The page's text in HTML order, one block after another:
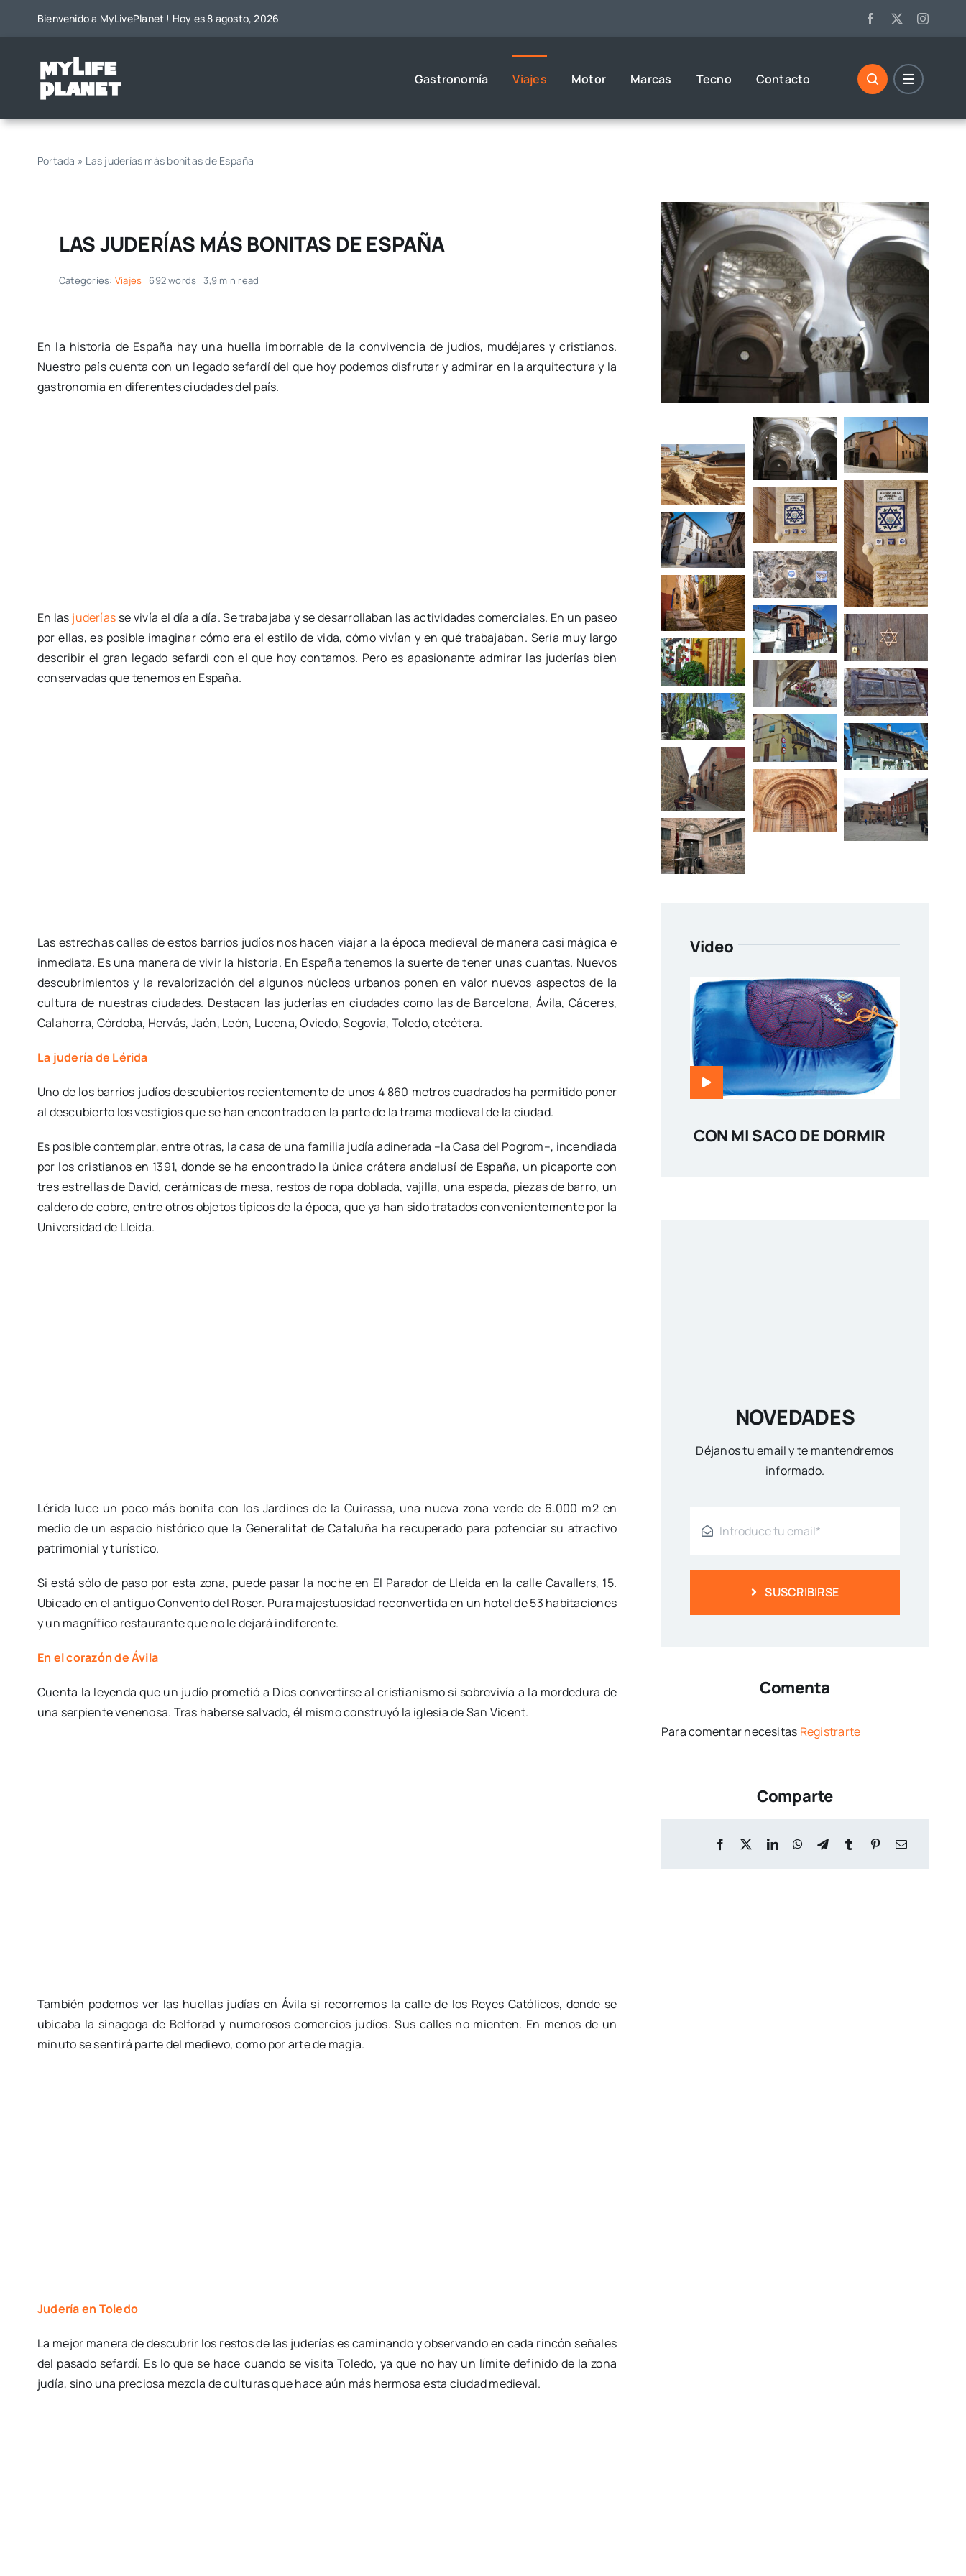
Bienvenido a MyLivePlanet ! Hoy es 8 agosto, 2026
Gastronomía Viajes Motor Marcas Tecno Contacto
Portada » Las juderías más bonitas de España
LAS JUDERÍAS MÁS BONITAS DE ESPAÑA
Categories: Viajes 692 words 3,9 min read
En la historia de España hay una huella imborrable de la convivencia de judíos, mudéjares y cristianos.
Nuestro país cuenta con un legado sefardí del que hoy podemos disfrutar y admirar en la arquitectura y la
gastronomía en diferentes ciudades del país.
En las juderías se vivía el día a día. Se trabajaba y se desarrollaban las actividades comerciales. En un paseo
por ellas, es posible imaginar cómo era el estilo de vida, cómo vivían y en qué trabajaban. Sería muy largo
describir el gran legado sefardí con el que hoy contamos. Pero es apasionante admirar las juderías bien
conservadas que tenemos en España.
Las estrechas calles de estos barrios judíos nos hacen viajar a la época medieval de manera casi mágica e
inmediata. Es una manera de vivir la historia. En España tenemos la suerte de tener unas cuantas. Nuevos
descubrimientos y la revalorización del algunos núcleos urbanos ponen en valor nuevos aspectos de la
cultura de nuestras ciudades. Destacan las juderías en ciudades como las de Barcelona, Ávila, Cáceres,
Calahorra, Córdoba, Hervás, Jaén, León, Lucena, Oviedo, Segovia, Toledo, etcétera.
La judería de Lérida
Uno de los barrios judíos descubiertos recientemente de unos 4 860 metros cuadrados ha permitido poner
al descubierto los vestigios que se han encontrado en la parte de la trama medieval de la ciudad.
Es posible contemplar, entre otras, la casa de una familia judía adinerada –la Casa del Pogrom–, incendiada
por los cristianos en 1391, donde se ha encontrado la única crátera andalusí de España, un picaporte con
tres estrellas de David, cerámicas de mesa, restos de ropa doblada, vajilla, una espada, piezas de barro, un
caldero de cobre, entre otros objetos típicos de la época, que ya han sido tratados convenientemente por la
Universidad de Lleida.
Lérida luce un poco más bonita con los Jardines de la Cuirassa, una nueva zona verde de 6.000 m2 en
medio de un espacio histórico que la Generalitat de Cataluña ha recuperado para potenciar su atractivo
patrimonial y turístico.
Si está sólo de paso por esta zona, puede pasar la noche en El Parador de Lleida en la calle Cavallers, 15.
Ubicado en el antiguo Convento del Roser. Pura majestuosidad reconvertida en un hotel de 53 habitaciones
y un magnífico restaurante que no le dejará indiferente.
En el corazón de Ávila
Cuenta la leyenda que un judío prometió a Dios convertirse al cristianismo si sobrevivía a la mordedura de
una serpiente venenosa. Tras haberse salvado, él mismo construyó la iglesia de San Vicent.
También podemos ver las huellas judías en Ávila si recorremos la calle de los Reyes Católicos, donde se
ubicaba la sinagoga de Belforad y numerosos comercios judíos. Sus calles no mienten. En menos de un
minuto se sentirá parte del medievo, como por arte de magia.
Judería en Toledo
La mejor manera de descubrir los restos de las juderías es caminando y observando en cada rincón señales
del pasado sefardí. Es lo que se hace cuando se visita Toledo, ya que no hay un límite definido de la zona
judía, sino una preciosa mezcla de culturas que hace aún más hermosa esta ciudad medieval.
Video
CON MI SACO DE DORMIR
NOVEDADES
Déjanos tu email y te mantendremos
informado.
SUSCRIBIRSE
Comenta
Para comentar necesitas Registrarte
Comparte